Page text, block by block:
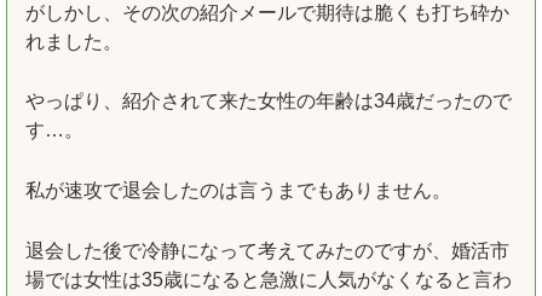
がしかし、その次の紹介メールで期待は脆くも打ち砕か
れました。
やっぱり、紹介されて来た女性の年齢は34歳だったので
す…。
私が速攻で退会したのは言うまでもありません。
退会した後で冷静になって考えてみたのですが、婚活市
場では女性は35歳になると急激に人気がなくなると言わ